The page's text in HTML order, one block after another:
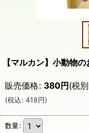
【マルカン】小動物
販売価格: 380円(税
(税込: 418円)
数量: